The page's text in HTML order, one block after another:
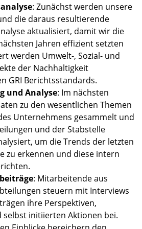
: Zunächst werden unsere
die daraus resultierende
aktualisiert, damit wir die
Jahren effizient setzten
werden Umwelt-, Sozial- und
der Nachhaltigkeit
GRI Berichtsstandards.
und Analyse: Im nächsten
zu den wesentlichen Themen
Unternehmens gesammelt und
und der Stabstelle
um die Trends der letzten
zu erkennen und diese intern
: Mitarbeitende aus
steuern mit Interviews
ihre Perspektiven,
selbst initiierten Aktionen bei.